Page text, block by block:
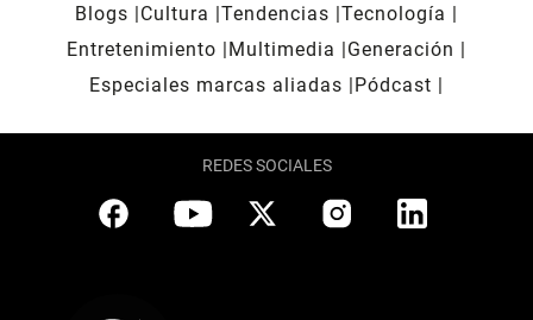
Blogs
Cultura Tendencias Tecnología
Entretenimiento
Multimedia
Generación
Especiales marcas aliadas
Pódcast
REDES SOCIALES